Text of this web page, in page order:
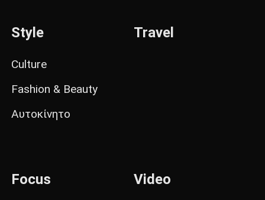
Style
Culture
Fashion & Beauty
Αυτοκίνητο
Travel
Focus Video